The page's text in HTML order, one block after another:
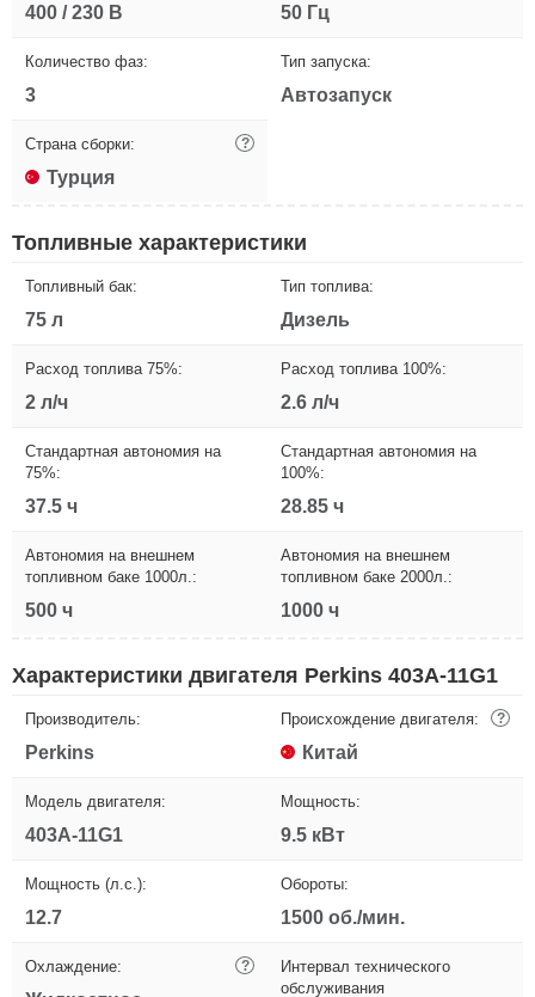
400 / 230 В 50 Гц
Количество фаз:
3
Тип запуска:
Автозапуск
Страна сборки: ?
Турция
Топливные характеристики
Топливный бак:
75 л
Тип топлива:
Дизель
Расход топлива 75%:
2 л/ч
Расход топлива 100%:
2.6 л/ч
Стандартная автономия на
75%:
37.5 ч
Стандартная автономия на
100%:
28.85 ч
Автономия на внешнем
топливном баке 1000л.:
500 ч
Автономия на внешнем
топливном баке 2000л.:
1000 ч
Характеристики двигателя Perkins 403A-11G1
Производитель:
Perkins
Происхождение двигателя: ?
Китай
Модель двигателя:
403A-11G1
Мощность:
9.5 кВт
Мощность (л.с.):
12.7
Обороты:
1500 об./мин.
Охлаждение: ?
Интервал технического
обслуживания